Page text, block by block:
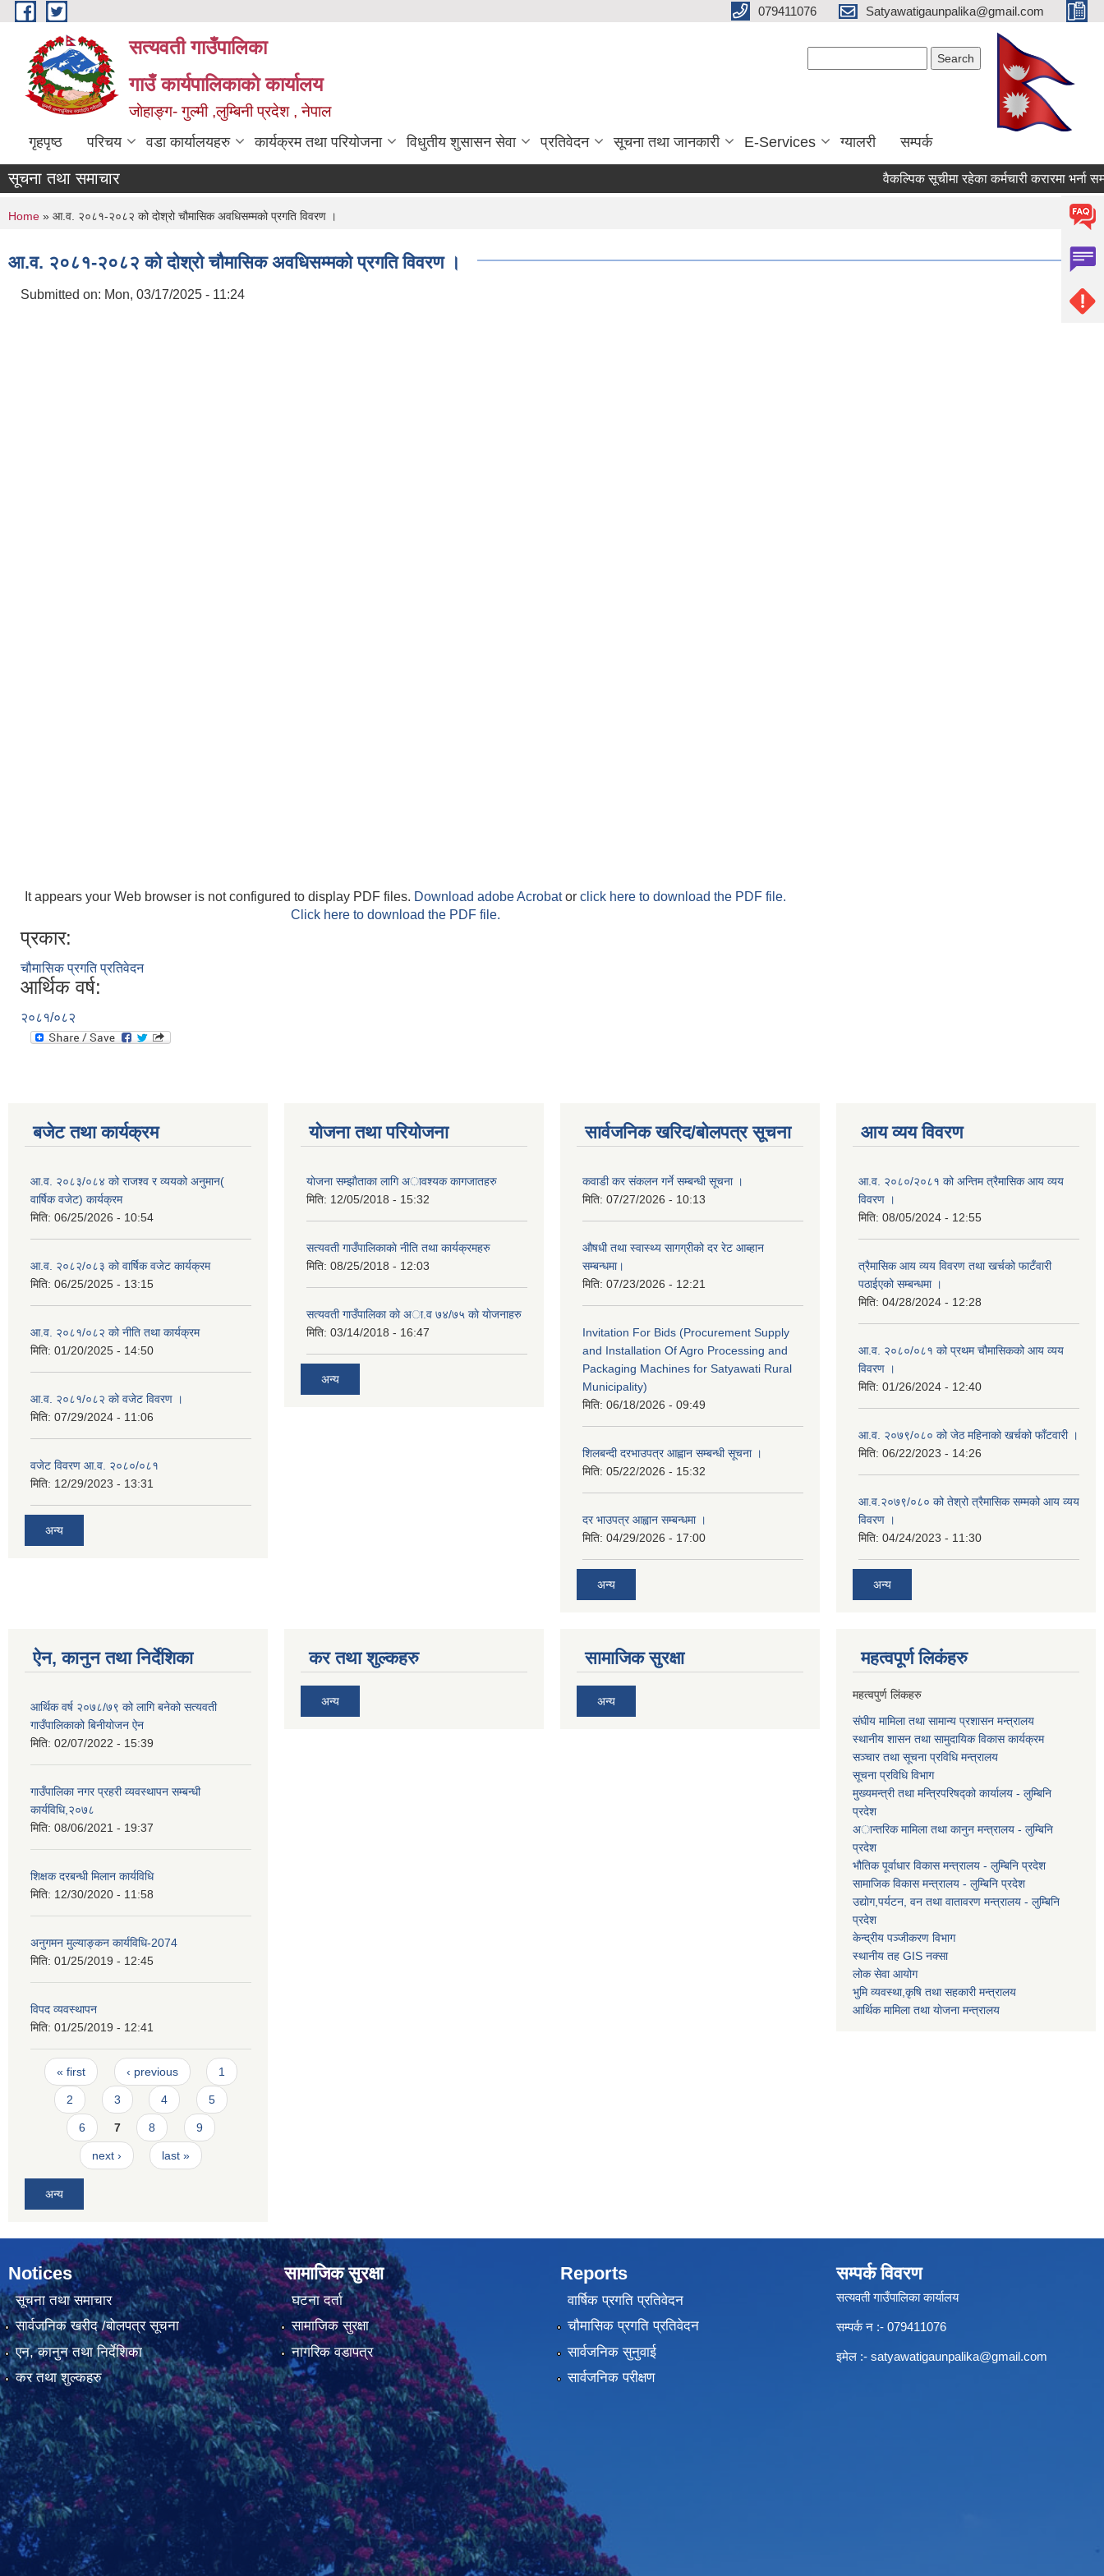
Skip to main content 079411076 Satyawatigaunpalika@gmail.com
सत्यवती गाउँपालिका
गाउँ कार्यपालिकाकाे कार्यालय
जाेहाङ्ग- गुल्मी ,लुम्बिनी प्रदेश , नेपाल
गृहपृष्ठ परिचय वडा कार्यालयहरु कार्यक्रम तथा परियोजना विधुतीय शुसासन सेवा प्रतिवेदन सूचना तथा जानकारी E-Services ग्यालरी सम्पर्क
सूचना तथा समाचार वैकल्पिक सूचीमा रहेका कर्मचारी करारमा भर्ना
You are here
Home » आ.व. २०८१-२०८२ को दोश्रो चौमासिक अवधिसम्मको प्रगति विवरण ।
आ.व. २०८१-२०८२ को दोश्रो चौमासिक अवधिसम्मको प्रगति विवरण ।
Submitted on: Mon, 03/17/2025 - 11:24
It appears your Web browser is not configured to display PDF files. Download adobe Acrobator click here to download the PDF file.
Click here to download the PDF file.
प्रकार:
चौमासिक प्रगति प्रतिवेदन
आर्थिक वर्ष:
२०८१/०८२
बजेट तथा कार्यक्रम
आ.व. २०८३/०८४ को राजश्व र व्ययको अनुमान(
वार्षिक वजेट) कार्यक्रम
मिति: 06/25/2026 - 10:54
आ.व. २०८२/०८३ को वार्षिक वजेट कार्यक्रम
मिति: 06/25/2025 - 13:15
आ.व. २०८१/०८२ को नीति तथा कार्यक्रम
मिति: 01/20/2025 - 14:50
आ.व. २०८१/०८२ को वजेट विवरण ।
मिति: 07/29/2024 - 11:06
वजेट विवरण आ.व. २०८०/०८१
मिति: 12/29/2023 - 13:31
अन्य
योजना तथा परियोजना
याेजना सम्झाैताका लागि अावश्यक कागजातहरु
मिति: 12/05/2018 - 15:32
सत्यवती गाउँपालिकाकाे नीति तथा कार्यक्रमहरु
मिति: 08/25/2018 - 12:03
सत्यवती गाउँपालिका काे अा‍.व ७४/७५ काे याेजनाहरु
मिति: 03/14/2018 - 16:47
अन्य
सार्वजनिक खरिद/बोलपत्र सूचना
कवाडी कर संकलन गर्ने सम्बन्धी सूचना ।
मिति: 07/27/2026 - 10:13
औषधी तथा स्वास्थ्य सागग्रीको दर रेट आब्हान
सम्बन्धमा।
मिति: 07/23/2026 - 12:21
Invitation For Bids (Procurement Supply
and Installation Of Agro Processing and
Packaging Machines for Satyawati Rural
Municipality)
मिति: 06/18/2026 - 09:49
शिलबन्दी दरभाउपत्र आह्वान सम्बन्धी सूचना ।
मिति: 05/22/2026 - 15:32
दर भाउपत्र आह्वान सम्बन्धमा ।
मिति: 04/29/2026 - 17:00
अन्य
आय व्यय विवरण
आ.व. २०८०/२०८१ को अन्तिम त्रैमासिक आय व्यय
विवरण ।
मिति: 08/05/2024 - 12:55
त्रैमासिक आय व्यय विवरण तथा खर्चको फाटँवारी
पठाईएको सम्बन्धमा ।
मिति: 04/28/2024 - 12:28
आ.व. २०८०/०८१ को प्रथम चौमासिकको आय व्यय
विवरण ।
मिति: 01/26/2024 - 12:40
आ.व. २०७९/०८० को जेठ महिनाको खर्चको फाँटवारी ।
मिति: 06/22/2023 - 14:26
आ.व.२०७९/०८० को तेश्रो त्रैमासिक सम्मको आय व्यय
विवरण ।
मिति: 04/24/2023 - 11:30
अन्य
ऐन, कानुन तथा निर्देशिका
आर्थिक वर्ष २०७८/७९ को लागि बनेको सत्यवती
गाउँपालिकाको बिनीयोजन ऐन
मिति: 02/07/2022 - 15:39
गाउँपालिका नगर प्रहरी व्यवस्थापन सम्बन्धी
कार्यविधि,२०७८
मिति: 08/06/2021 - 19:37
शिक्षक दरबन्धी मिलान कार्यविधि
मिति: 12/30/2020 - 11:58
अनुगमन मुल्याङ्कन कार्यविधि-2074
मिति: 01/25/2019 - 12:45
विपद व्यवस्थापन
मिति: 01/25/2019 - 12:41
Pages
« first ‹ previous 1
2 3 4 5
6 7 8 9
next › last »
अन्य
कर तथा शुल्कहरु
अन्य
सामाजिक सुरक्षा
अन्य
महत्वपूर्ण लि‌कंंहरु
महत्वपुर्ण लिंकहरु
संघीय मामिला तथा सामान्य प्रशासन मन्त्रालय
स्थानीय शासन तथा सामुदायिक विकास कार्यक्रम
सञ्चार तथा सूचना प्रविधि मन्त्रालय
सूचना प्रविधि विभाग
मुख्यमन्त्री तथा मन्त्रिपरिषद्को कार्यालय - लुम्बिनि
प्रदेश
अान्तरिक मामिला तथा कानुन मन्त्रालय - लुम्बिनि
प्रदेश
भौतिक पूर्वाधार विकास मन्त्रालय - लुम्बिनि प्रदेश
सामाजिक विकास मन्त्रालय - लुम्बिनि प्रदेश
उद्याेग,पर्यटन, वन तथा वातावरण मन्त्रालय - लुम्बिनि
प्रदेश
केन्द्रीय पञ्जीकरण विभाग
स्थानीय तह GIS नक्सा
लोक सेवा आयोग
भुमि व्यवस्था,कृषि तथा सहकारी मन्त्रालय
आर्थिक मामिला तथा याेजना मन्त्रालय
Notices
सूचना तथा समाचार
सार्वजनिक खरीद /बोलपत्र सूचना
एन, कानुन तथा निर्देशिका
कर तथा शुल्कहरु
सामाजिक सुरक्षा
घटना दर्ता
सामाजिक सुरक्षा
नागरिक वडापत्र
Reports
वार्षिक प्रगति प्रतिवेदन
चौमासिक प्रगति प्रतिवेदन
सार्वजनिक सुनुवाई
सार्वजनिक परीक्षण
सम्पर्क विवरण
सत्यवती गाउँपालिका कार्यालय
सम्पर्क न‌ :- 079411076
इमेल :- satyawatigaunpalika@gmail.com